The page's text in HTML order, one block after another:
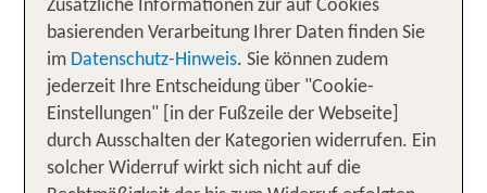
abwechslungsreichen Landschaften während der
Sommermonate, aber auch ganz besonders im
Frühjahr und Herbst, genießen.
Beliebte Reiseziele für Urlaub in
Niederbayern
Zusätzliche Informationen zur auf Cookies
basierenden Verarbeitung Ihrer Daten finden Sie
im Datenschutz-Hinweis. Sie können zudem
jederzeit Ihre Entscheidung über "Cookie-
Einstellungen" [in der Fußzeile der Webseite]
durch Ausschalten der Kategorien widerrufen. Ein
solcher Widerruf wirkt sich nicht auf die